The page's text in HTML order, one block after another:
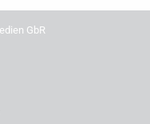
GbR